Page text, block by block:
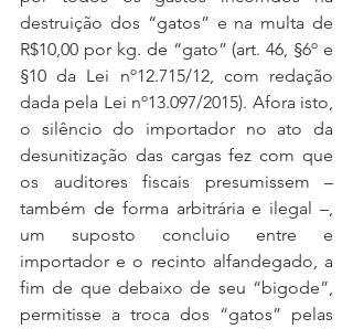
destruição dos “gatos” e na multa de
R$10,00 por kg. de “gato” (art. 46, §6º e
§10 da Lei nº12.715/12, com redação
dada pela Lei nº13.097/2015). Afora isto,
o silêncio do importador no ato da
desunitização das cargas fez com que
os auditores fiscais presumissem –
também de forma arbitrária e ilegal –,
um suposto concluio entre e
importador e o recinto alfandegado, a
fim de que debaixo de seu “bigode”,
permitisse a troca dos “gatos” pelas